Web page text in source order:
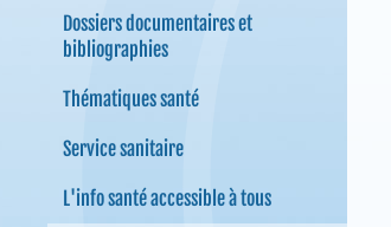
Dossiers documentaires et
bibliographies
Thématiques santé
Service sanitaire
L'info santé accessible à tous